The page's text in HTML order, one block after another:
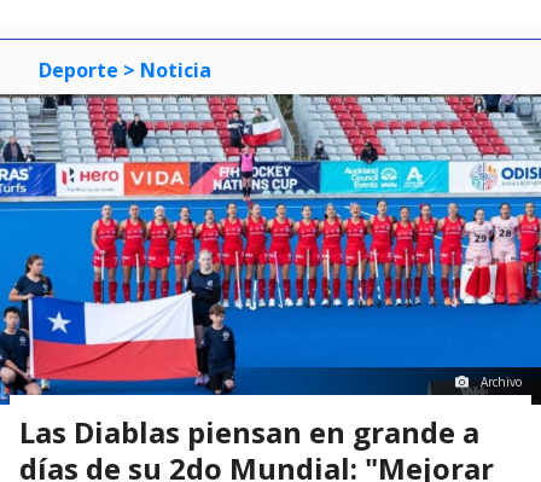
Deporte > Noticia
Archivo
Las Diablas piensan en grande a
días de su 2do Mundial: "Mejorar